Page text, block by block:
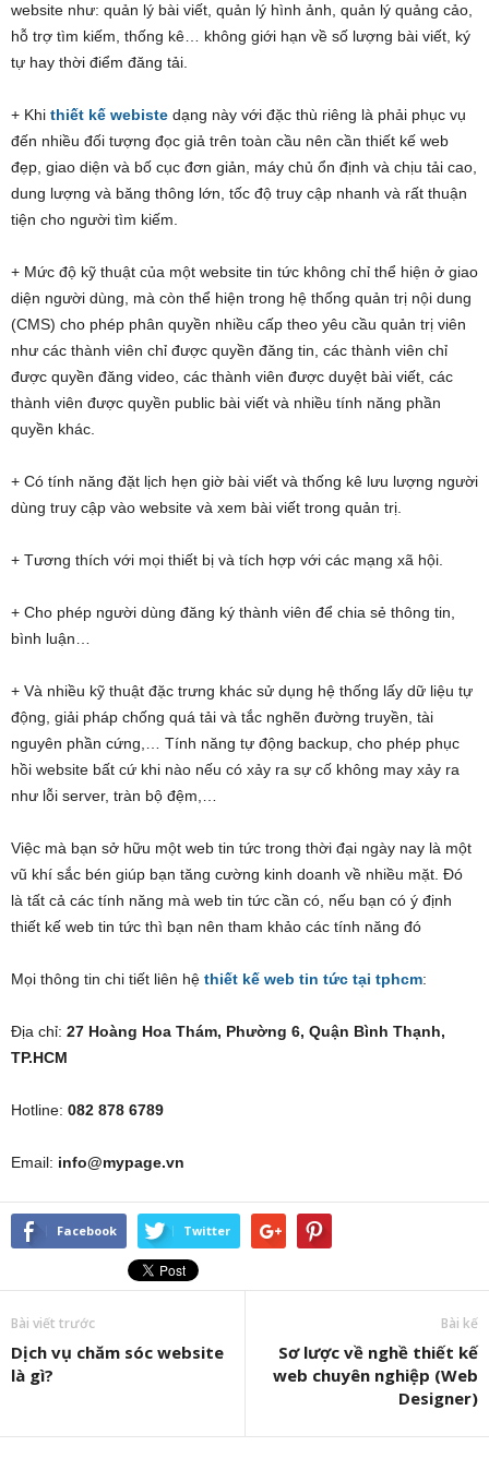
website như: quản lý bài viết, quản lý hình ảnh, quản lý quảng cảo,
hỗ trợ tìm kiếm, thống kê… không giới hạn về số lượng bài viết, ký
tự hay thời điểm đăng tải.
+ Khi thiết kế webiste dạng này với đặc thù riêng là phải phục vụ
đến nhiều đối tượng đọc giả trên toàn cầu nên cần thiết kế web
đẹp, giao diện và bố cục đơn giản, máy chủ ổn định và chịu tải cao,
dung lượng và băng thông lớn, tốc độ truy cập nhanh và rất thuận
tiện cho người tìm kiếm.
+ Mức độ kỹ thuật của một website tin tức không chỉ thể hiện ở giao
diện người dùng, mà còn thể hiện trong hệ thống quản trị nội dung
(CMS) cho phép phân quyền nhiều cấp theo yêu cầu quản trị viên
như các thành viên chỉ được quyền đăng tin, các thành viên chỉ
được quyền đăng video, các thành viên được duyệt bài viết, các
thành viên được quyền public bài viết và nhiều tính năng phần
quyền khác.
+ Có tính năng đặt lịch hẹn giờ bài viết và thống kê lưu lượng người
dùng truy cập vào website và xem bài viết trong quản trị.
+ Tương thích với mọi thiết bị và tích hợp với các mạng xã hội.
+ Cho phép người dùng đăng ký thành viên để chia sẻ thông tin,
bình luận…
+ Và nhiều kỹ thuật đặc trưng khác sử dụng hệ thống lấy dữ liệu tự
động, giải pháp chống quá tải và tắc nghẽn đường truyền, tài
nguyên phần cứng,… Tính năng tự động backup, cho phép phục
hồi website bất cứ khi nào nếu có xảy ra sự cố không may xảy ra
như lỗi server, tràn bộ đệm,…
Việc mà bạn sở hữu một web tin tức trong thời đại ngày nay là một
vũ khí sắc bén giúp bạn tăng cường kinh doanh về nhiều mặt. Đó
là tất cả các tính năng mà web tin tức cần có, nếu bạn có ý định
thiết kế web tin tức thì bạn nên tham khảo các tính năng đó
Mọi thông tin chi tiết liên hệ thiết kế web tin tức tại tphcm:
Địa chỉ: 27 Hoàng Hoa Thám, Phường 6, Quận Bình Thạnh,
TP.HCM
Hotline: 082 878 6789
Email: info@mypage.vn
Facebook Twitter
Bài viết trước
Dịch vụ chăm sóc website
là gì?
Bài kế
Sơ lược về nghề thiết kế
web chuyên nghiệp (Web
Designer)